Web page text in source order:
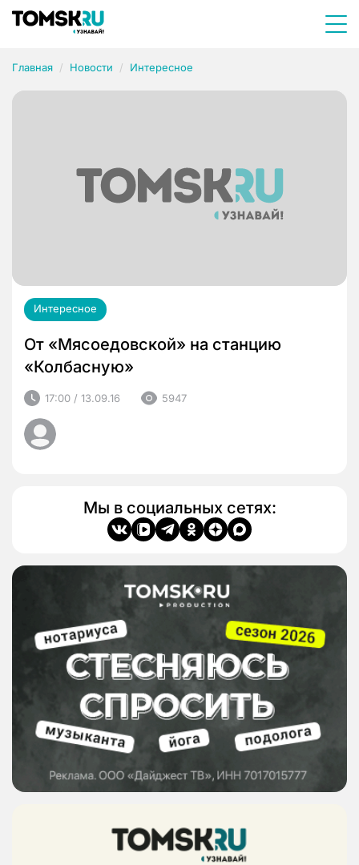
Главная Новости Интересное
Интересное
От «Мясоедовской» на станцию
«Колбасную»
17:00 / 13.09.16 5947
Мы в социальных сетях: